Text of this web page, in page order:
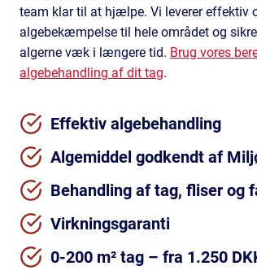
team klar til at hjælpe. Vi leverer effektiv
algebekæmpelse til hele området og
algerne væk i længere tid. Brug vores
algebehandling af dit tag.
Effektiv algebehandling
Algemiddel godkendt af
Behandling af tag, fliser og
Virkningsgaranti
0-200 m² tag – fra 1.250